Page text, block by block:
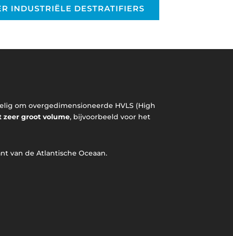
INDUSTRIËLE DESTRATIFIERS
om overgedimensioneerde HVLS (High
zeer groot volume, bijvoorbeeld voor het
van de Atlantische Oceaan.